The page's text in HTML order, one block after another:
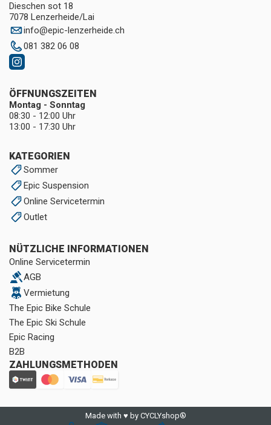
Dieschen sot 18
7078 Lenzerheide/Lai
info@epic-lenzerheide.ch
081 382 06 08
KATEGORIEN
Sommer
Epic Suspension
Online Servicetermin
Outlet
NÜTZLICHE INFORMATIONEN
Online Servicetermin
AGB
Vermietung
The Epic Bike Schule
The Epic Ski Schule
Epic Racing
B2B
ZAHLUNGSMETHODEN
ÖFFNUNGSZEITEN
Montag - Sonntag
08:30 - 12:00 Uhr
13:00 - 17:30 Uhr
Made with ♥ by CYCLYshop®